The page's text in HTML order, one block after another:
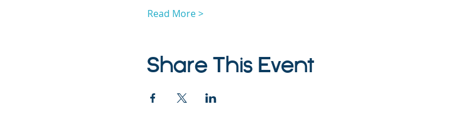
Read More >
Share This Event